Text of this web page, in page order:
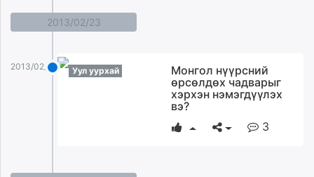
2013/02/23
2013/02/23 Уул уурхай
Монгол нүүрсний
өрсөлдөх чадварыг
хэрхэн нэмэгдүүлэх
вэ?
3